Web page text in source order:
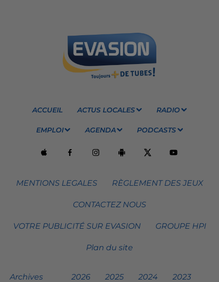
ACCUEIL ACTUS LOCALES RADIO
EMPLOI AGENDA PODCASTS
MENTIONS LEGALES RÈGLEMENT DES JEUX
CONTACTEZ NOUS
VOTRE PUBLICITÉ SUR EVASION GROUPE HPI
Plan du site
Archives 2026 2025 2024 2023